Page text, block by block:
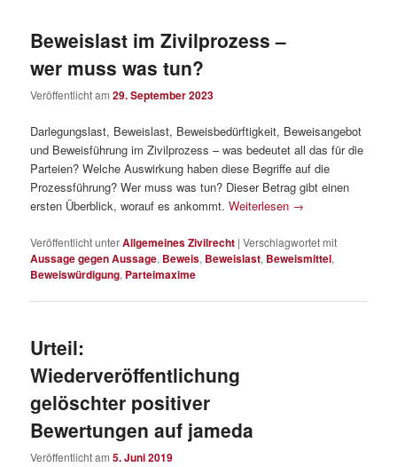
Beweislast im Zivilprozess –
wer muss was tun?
Veröffentlicht am29. September 2023
Darlegungslast, Beweislast, Beweisbedürftigkeit, Beweisangebot
und Beweisführung im Zivilprozess – was bedeutet all das für die
Parteien? Welche Auswirkung haben diese Begriffe auf die
Prozessführung? Wer muss was tun? Dieser Betrag gibt einen
ersten Überblick, worauf es ankommt.Weiterlesen →
Veröffentlicht unterAllgemeines Zivilrecht |Verschlagwortet mit
Aussage gegen Aussage, Beweis, Beweislast, Beweismittel,
Beweiswürdigung, Parteimaxime
Urteil:
Wiederveröffentlichung
gelöschter positiver
Bewertungen auf jameda
Veröffentlicht am5. Juni 2019